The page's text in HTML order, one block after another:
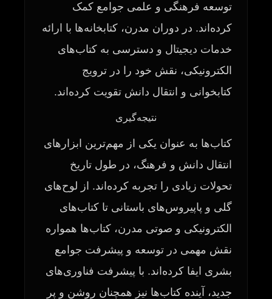
توسعه فرهنگی و علمی جوامع کمک
کرده‌اند. در دوران مدرن، کتابخانه‌ها با ارائه
خدمات دیجیتال و دسترسی به کتاب‌های
الکترونیکی، نقش خود را در ترویج
کتابخوانی و انتقال دانش تقویت کرده‌اند.
نتیجه‌گیری
کتاب‌ها به عنوان یکی از مهم‌ترین ابزارهای
انتقال دانش و فرهنگ، در طول تاریخ
تحولات زیادی را تجربه کرده‌اند. از لوح‌های
گلی و پاپیروس‌های باستانی تا کتاب‌های
الکترونیکی و صوتی مدرن، کتاب‌ها همواره
نقش مهمی در توسعه و پیشرفت جوامع
بشری ایفا کرده‌اند. با پیشرفت فناوری‌های
جدید، آینده کتاب‌ها نیز همچنان روشن و پر